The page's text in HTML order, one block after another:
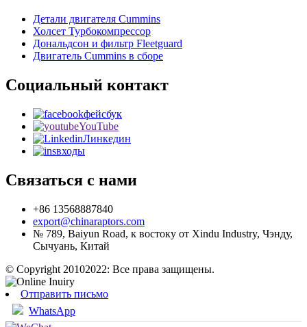
Детали двигателя Cummins
Холсет Турбокомпрессор
Дональдсон и фильтр Fleetguard
Двигатель Cummins в сборе
Социальный контакт
фейсбук
YouTube
Линкедин
входы
Связаться с нами
+86 13568887840
export@chinaraptors.com
№ 789, Baiyun Road, к востоку от Xindu Industry, Чэнду,
Сычуань, Китай
© Copyright 20102022: Все права защищены.
Отправить письмо
WhatsApp